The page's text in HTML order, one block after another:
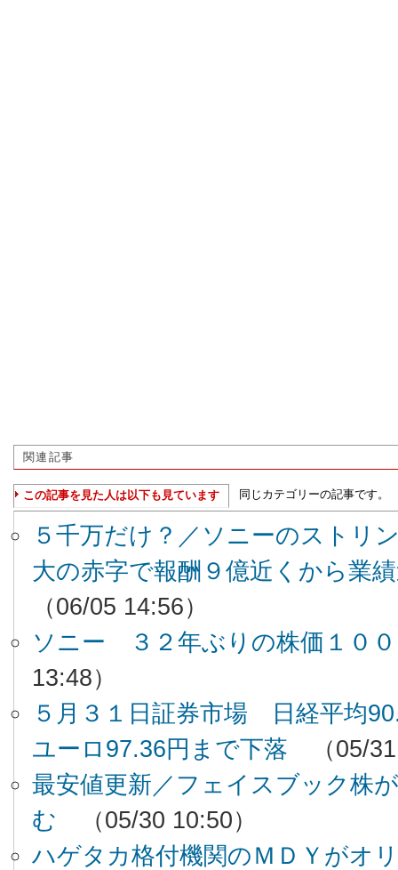
関連記事
この記事を見た人は以下も見ています 同じカテゴリーの記事です。
５千万だけ？／ソニーのストリ
大の赤字で報酬９億近くから業
（06/05 14:56）
ソニー ３２年ぶりの株価１０
13:48）
５月３１日証券市場 日経平均
ユーロ97.36円まで下落
（05/
最安値更新／フェイスブック株
む
（05/30 10:50）
ハゲタカ格付機関のＭＤＹがオ